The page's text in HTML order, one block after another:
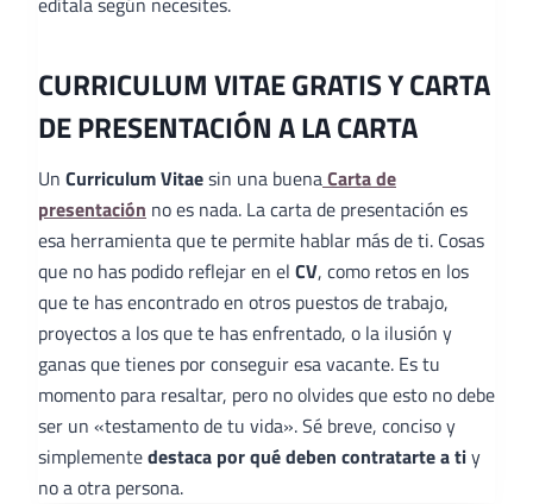
CURRICULUM VITAE GRATIS Y CARTA
DE PRESENTACIÓN A LA CARTA
Un Curriculum Vitaesin una buenaCarta de
presentación no es nada. La carta de presentación es
esa herramienta que te permite hablar más de ti. Cosas
que no has podido reflejar en el CV, como retos en los
que te has encontrado en otros puestos de trabajo,
proyectos a los que te has enfrentado, o la ilusión y
ganas que tienes por conseguir esa vacante. Es tu
momento para resaltar, pero no olvides que esto no debe
ser un «testamento de tu vida». Sé breve, conciso y
simplementedestaca por qué deben contratarte a tiy
no a otra persona.